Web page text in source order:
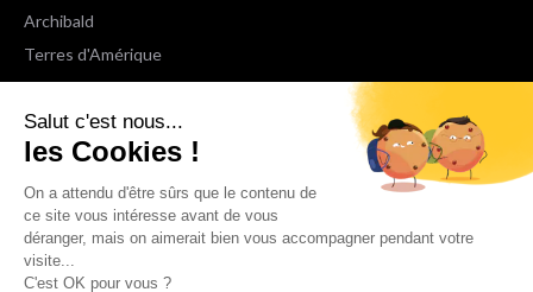
Salut c'est nous...
les Cookies !
On a attendu d'être sûrs que le contenu de
ce site vous intéresse avant de vous
déranger, mais on aimerait bien vous accompagner pendant votre
visite...
C'est OK pour vous ?
Archibald
Terres d'Amérique
Espaces Libres Poche
NOX
Wiz
Voir toutes les collections
Nous suivre